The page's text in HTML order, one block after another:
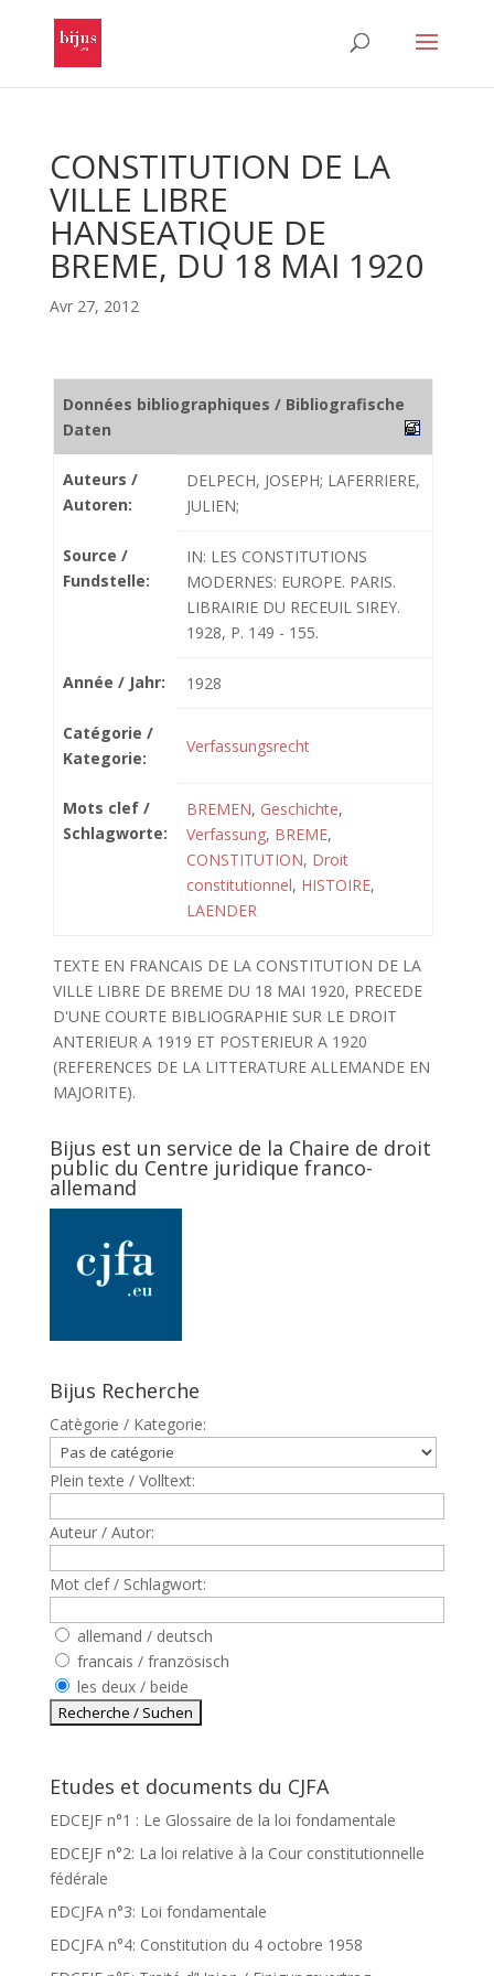
CONSTITUTION DE LA
VILLE LIBRE
HANSEATIQUE DE
BREME, DU 18 MAI 1920
Avr 27, 2012
Données bibliographiques / Bibliografische
Daten
Auteurs /
Autoren:
DELPECH, JOSEPH; LAFERRIERE,
JULIEN;
Source /
Fundstelle:
IN: LES CONSTITUTIONS
MODERNES: EUROPE. PARIS.
LIBRAIRIE DU RECEUIL SIREY.
1928, P. 149 - 155.
Année / Jahr: 1928
Catégorie /
Kategorie:
Verfassungsrecht
Mots clef /
Schlagworte:
BREMEN, Geschichte,
Verfassung, BREME,
CONSTITUTION, Droit
constitutionnel, HISTOIRE,
LAENDER
TEXTE EN FRANCAIS DE LA CONSTITUTION DE LA
VILLE LIBRE DE BREME DU 18 MAI 1920, PRECEDE
D'UNE COURTE BIBLIOGRAPHIE SUR LE DROIT
ANTERIEUR A 1919 ET POSTERIEUR A 1920
(REFERENCES DE LA LITTERATURE ALLEMANDE EN
MAJORITE).
Bijus est un service de la Chaire de droit
public du Centre juridique franco-
allemand
Bijus Recherche
Catègorie / Kategorie:
Plein texte / Volltext:
Auteur / Autor:
Mot clef / Schlagwort:
allemand / deutsch
francais / französisch
les deux / beide
Etudes et documents du CJFA
EDCEJF n°1 : Le Glossaire de la loi fondamentale
EDCEJF n°2: La loi relative à la Cour constitutionnelle
fédérale
EDCJFA n°3: Loi fondamentale
EDCJFA n°4: Constitution du 4 octobre 1958